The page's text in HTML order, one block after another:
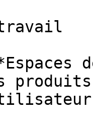
travail
produits